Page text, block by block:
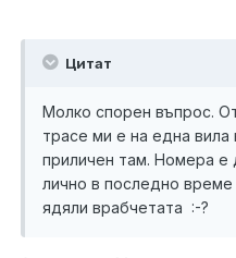
Цитат
Молко спорен въпрос.
трасе ми е на една вила
приличен там. Номера е
лично в последно време
ядяли врабчетата :-?